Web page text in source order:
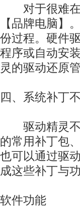
对于很难在
【品牌电脑】
份过程。硬件
程序或自动安
灵的驱动还原
四、系统补丁
驱动精灵不
的常用补丁包
也可以通过驱
成这些补丁与
软件功能